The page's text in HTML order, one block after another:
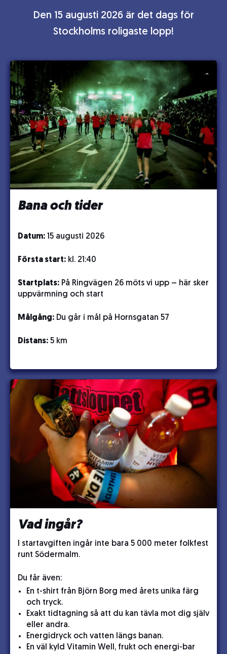
Den 15 augusti 2026 är det dags för
Stockholms roligaste lopp!
Bana och tider
Datum: 15 augusti 2026
Första start: kl. 21:40
Startplats: På Ringvägen 26 möts vi upp – här sker
uppvärmning och start
Målgång: Du går i mål på Hornsgatan 57
Distans: 5 km
Vad ingår?
I startavgiften ingår inte bara 5 000 meter folkfest
runt Södermalm.
Du får även:
En t-shirt från Björn Borg med årets unika färg
och tryck.
Exakt tidtagning så att du kan tävla mot dig själv
eller andra.
Energidryck och vatten längs banan.
En väl kyld Vitamin Well, frukt och energi-bar